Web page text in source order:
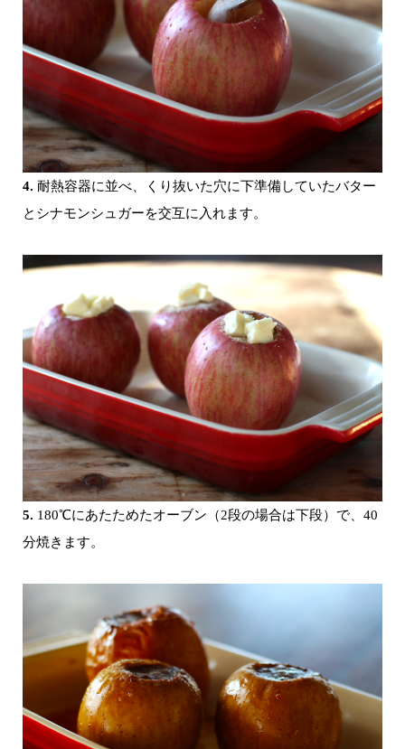
4. 耐熱容器に並べ、くり抜いた穴に下準備していたバター
とシナモンシュガーを交互に入れます。
5. 180℃にあたためたオーブン（2段の場合は下段）で、40
分焼きます。